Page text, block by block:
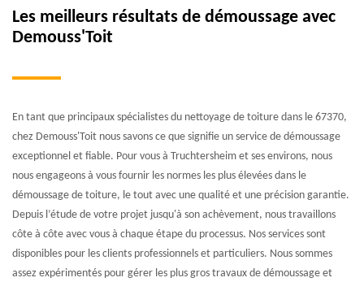
Les meilleurs résultats de démoussage avec
Demouss'Toit
En tant que principaux spécialistes du nettoyage de toiture dans le 67370,
chez Demouss'Toit nous savons ce que signifie un service de démoussage
exceptionnel et fiable. Pour vous à Truchtersheim et ses environs, nous
nous engageons à vous fournir les normes les plus élevées dans le
démoussage de toiture, le tout avec une qualité et une précision garantie.
Depuis l’étude de votre projet jusqu'à son achèvement, nous travaillons
côte à côte avec vous à chaque étape du processus. Nos services sont
disponibles pour les clients professionnels et particuliers. Nous sommes
assez expérimentés pour gérer les plus gros travaux de démoussage et